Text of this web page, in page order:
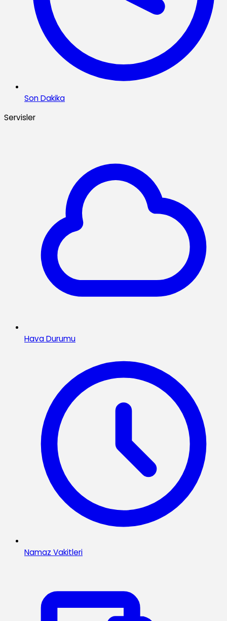
Son Dakika
Servisler
Hava Durumu
Namaz Vakitleri